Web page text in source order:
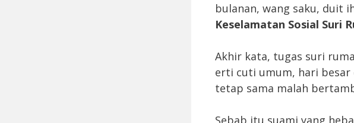
bulanan, wang saku, duit
Keselamatan Sosial Suri
Akhir kata, tugas suri
erti cuti umum, hari besar
tetap sama malah
Sebab itu suami yang